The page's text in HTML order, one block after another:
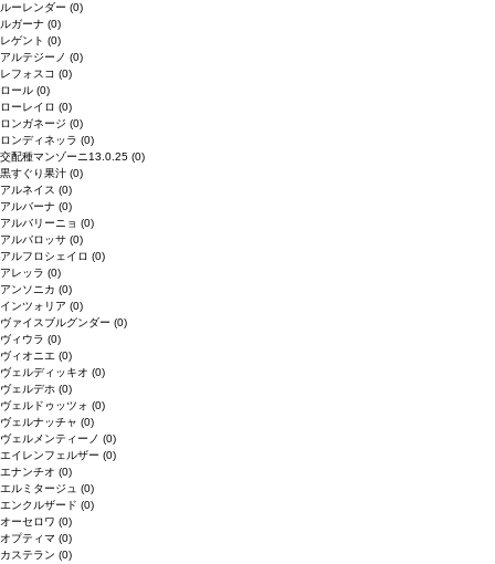
ルーレンダー (0)
ルガーナ (0)
レゲント (0)
アルテジーノ (0)
レフォスコ (0)
ロール (0)
ローレイロ (0)
ロンガネージ (0)
ロンディネッラ (0)
交配種マンゾーニ13.0.25 (0)
黒すぐり果汁 (0)
アルネイス (0)
アルバーナ (0)
アルバリーニョ (0)
アルバロッサ (0)
アルフロシェイロ (0)
アレッラ (0)
アンソニカ (0)
インツォリア (0)
ヴァイスブルグンダー (0)
ヴィウラ (0)
ヴィオニエ (0)
ヴェルディッキオ (0)
ヴェルデホ (0)
ヴェルドゥッツォ (0)
ヴェルナッチャ (0)
ヴェルメンティーノ (0)
エイレンフェルザー (0)
エナンチオ (0)
エルミタージュ (0)
エンクルザード (0)
オーセロワ (0)
オプティマ (0)
カステラン (0)